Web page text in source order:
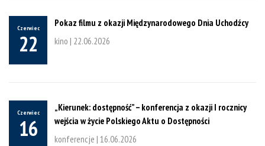
Czerwiec
22
Pokaz filmu z okazji Międzynarodowego Dnia Uchodźcy
kino | 22.06.2026
Czerwiec
16
„Kierunek: dostępność” – konferencja z okazji I rocznicy
wejścia w życie Polskiego Aktu o Dostępności
konferencje | 16.06.2026